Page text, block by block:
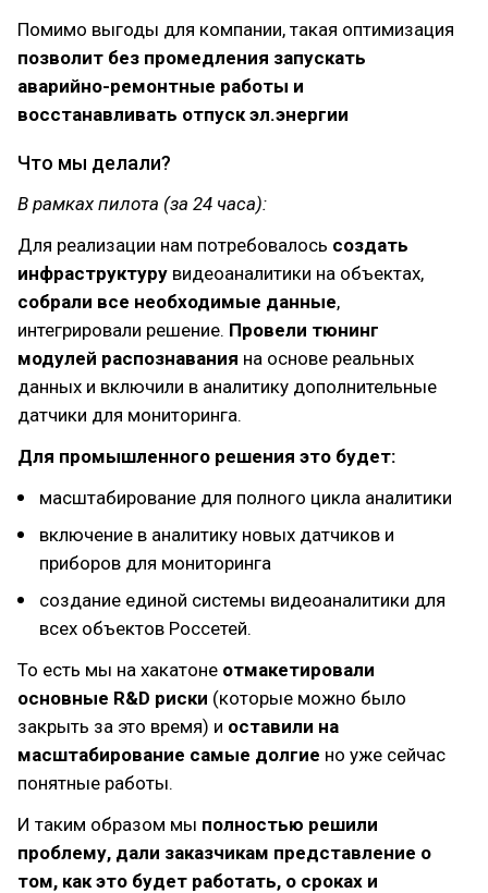
Помимо выгоды для компании, такая оптимизация
позволит без промедления запускать
аварийно-ремонтные работы и
восстанавливать отпуск эл.энергии
Что мы делали?
В рамках пилота (за 24 часа):
Для реализации нам потребовалось создать
инфраструктуру видеоаналитики на объектах,
собрали все необходимые данные,
интегрировали решение. Провели тюнинг
модулей распознавания на основе реальных
данных и включили в аналитику дополнительные
датчики для мониторинга.
Для промышленного решения это будет:
масштабирование для полного цикла аналитики
включение в аналитику новых датчиков и
приборов для мониторинга
создание единой системы видеоаналитики для
всех объектов Россетей.
То есть мы на хакатоне отмакетировали
основные R&D риски (которые можно было
закрыть за это время) и оставили на
масштабирование самые долгие но уже сейчас
понятные работы.
И таким образом мы полностью решили
проблему, дали заказчикам представление о
том, как это будет работать, о сроках и